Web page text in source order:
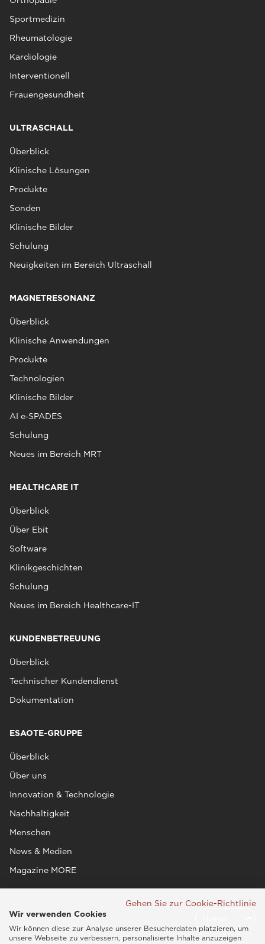
Sportmedizin
Rheumatologie
Kardiologie
Interventionell
Frauengesundheit
ULTRASCHALL
Überblick
Klinische Lösungen
Produkte
Sonden
Klinische Bilder
Schulung
Neuigkeiten im Bereich Ultraschall
MAGNETRESONANZ
Überblick
Klinische Anwendungen
Produkte
Technologien
Klinische Bilder
AI e‑SPADES
Schulung
Neues im Bereich MRT
HEALTHCARE IT
Überblick
Über Ebit
Software
Klinikgeschichten
Schulung
Neues im Bereich Healthcare-IT
KUNDENBETREUUNG
Überblick
Technischer Kundendienst
Dokumentation
ESAOTE-GRUPPE
Überblick
Über uns
Innovation & Technologie
Nachhaltigkeit
Menschen
News & Medien
Magazine MORE
Gehen Sie zur Cookie-Richtlinie
Wir verwenden Cookies
Wir können diese zur Analyse unserer Besucherdaten platzieren, um
unsere Webseite zu verbessern, personalisierte Inhalte anzuzeigen